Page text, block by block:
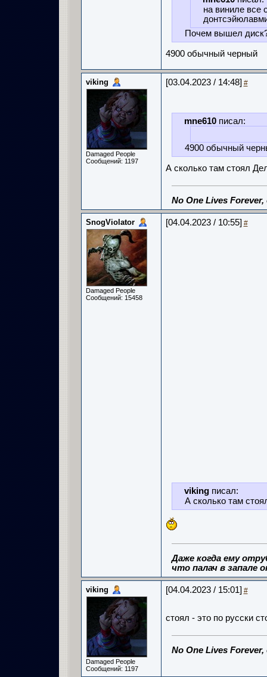
на виниле все
Почем вышел
4900 обычный черный
viking
Damaged People
Сообщений: 1197
[03.04.2023 / 14:48] #
mne610писал:
4900 обычный
А сколько там стоял
No One Lives Forever,
SnogViolator
Damaged People
Сообщений: 15458
[04.04.2023 / 10:55] #
vikingписал:
А сколько там
Даже когда ему
что палач в запале
viking
Damaged People
Сообщений: 1197
[04.04.2023 / 15:01] #
стоял - это по русски
No One Lives Forever,